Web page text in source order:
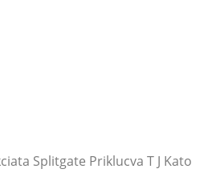
Splitgate Priklucva T J Kato